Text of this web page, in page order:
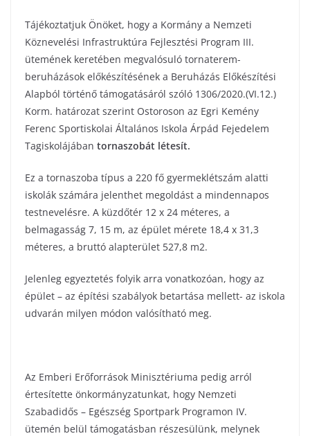
Tájékoztatjuk Önöket, hogy a Kormány a Nemzeti
Köznevelési Infrastruktúra Fejlesztési Program III.
ütemének keretében megvalósuló tornaterem-
beruházások előkészítésének a Beruházás Előkészítési
Alapból történő támogatásáról szóló 1306/2020.(VI.12.)
Korm. határozat szerint Ostoroson az Egri Kemény
Ferenc Sportiskolai Általános Iskola Árpád Fejedelem
Tagiskolájában tornaszobát létesít.
Ez a tornaszoba típus a 220 fő gyermeklétszám alatti
iskolák számára jelenthet megoldást a mindennapos
testnevelésre. A küzdőtér 12 x 24 méteres, a
belmagasság 7, 15 m, az épület mérete 18,4 x 31,3
méteres, a bruttó alapterület 527,8 m2.
Jelenleg egyeztetés folyik arra vonatkozóan, hogy az
épület – az építési szabályok betartása mellett- az iskola
udvarán milyen módon valósítható meg.
Az Emberi Erőforrások Minisztériuma pedig arról
értesítette önkormányzatunkat, hogy Nemzeti
Szabadidős – Egészség Sportpark Programon IV.
ütemén belül támogatásban részesülünk, melynek